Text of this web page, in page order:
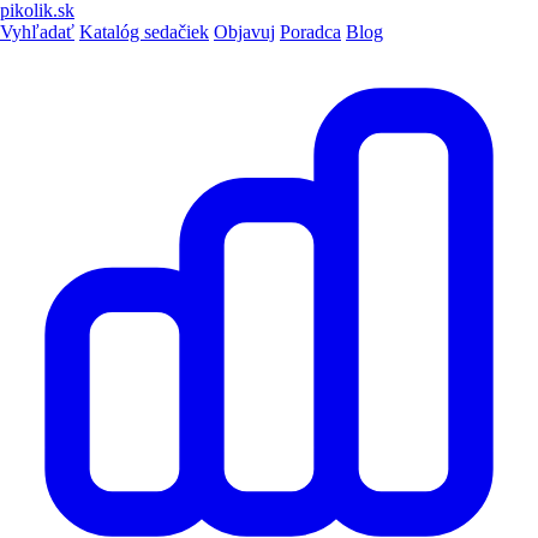
pikolik.sk
Vyhľadať Katalóg sedačiek Objavuj Poradca Blog